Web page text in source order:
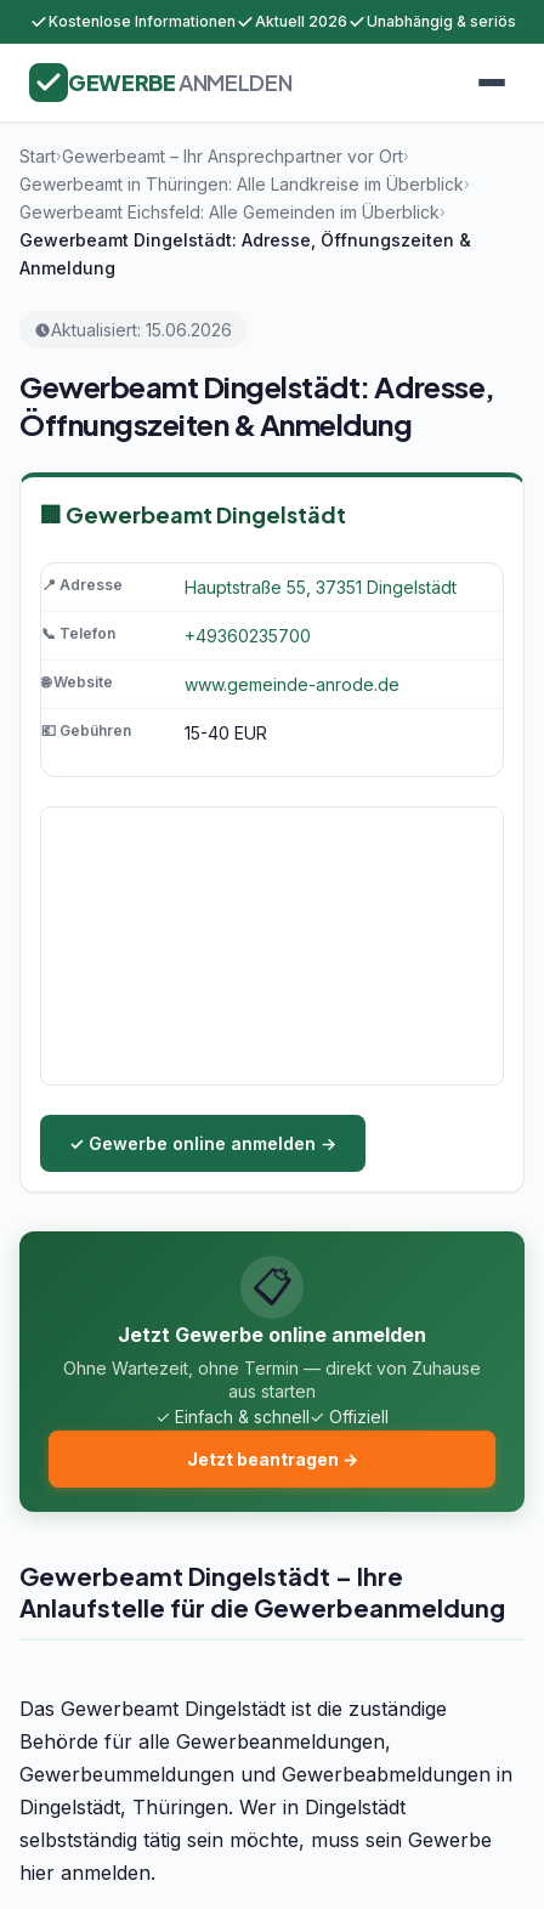
Kostenlose Informationen Aktuell 2026 Unabhängig & seriös
GEWERBEANMELDEN
Start›Gewerbeamt – Ihr Ansprechpartner vor Ort›
Gewerbeamt in Thüringen: Alle Landkreise im Überblick›
Gewerbeamt Eichsfeld: Alle Gemeinden im Überblick›
Gewerbeamt Dingelstädt: Adresse, Öffnungszeiten &
Anmeldung
Aktualisiert: 15.06.2026
Gewerbeamt Dingelstädt: Adresse,
Öffnungszeiten & Anmeldung
🏢 Gewerbeamt Dingelstädt
📍 Adresse Hauptstraße 55, 37351 Dingelstädt
📞 Telefon +49360235700
🌐 Website www.gemeinde-anrode.de
💶 Gebühren 15-40 EUR
✓ Gewerbe online anmelden →
📋
Jetzt Gewerbe online anmelden
Ohne Wartezeit, ohne Termin — direkt von Zuhause
aus starten
✓ Einfach & schnell✓ Offiziell
Jetzt beantragen →
Gewerbeamt Dingelstädt – Ihre
Anlaufstelle für die Gewerbeanmeldung
Das Gewerbeamt Dingelstädt ist die zuständige
Behörde für alle Gewerbeanmeldungen,
Gewerbeummeldungen und Gewerbeabmeldungen in
Dingelstädt, Thüringen. Wer in Dingelstädt
selbstständig tätig sein möchte, muss sein Gewerbe
hier anmelden.